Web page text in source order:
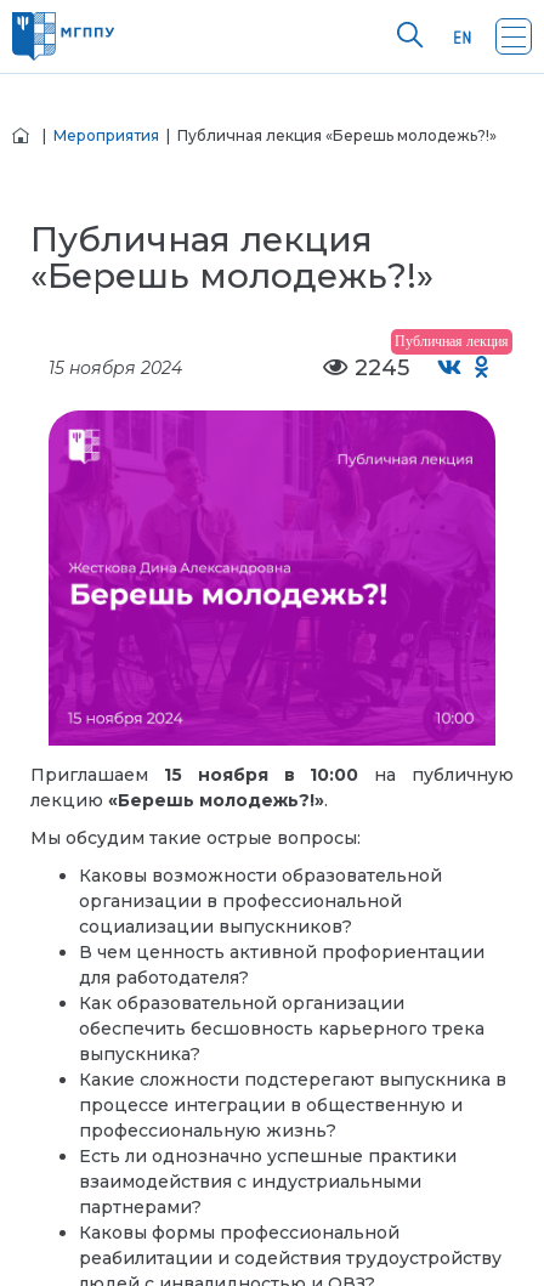
Мероприятия | Публичная лекция «Берешь молодежь?!»
Публичная лекция
«Берешь молодежь?!»
Публичная лекция
15 ноября 2024 2245
Приглашаем 15 ноября в 10:00 на публичную
лекцию «Берешь молодежь?!».
Мы обсудим такие острые вопросы:
Каковы возможности образовательной
организации в профессиональной
социализации выпускников?
В чем ценность активной профориентации
для работодателя?
Как образовательной организации
обеспечить бесшовность карьерного трека
выпускника?
Какие сложности подстерегают выпускника в
процессе интеграции в общественную и
профессиональную жизнь?
Есть ли однозначно успешные практики
взаимодействия с индустриальными
партнерами?
Каковы формы профессиональной
реабилитации и содействия трудоустройству